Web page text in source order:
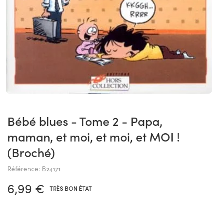
Bébé blues - Tome 2 - Papa,
maman, et moi, et moi, et MOI !
(Broché)
Référence: B24171
6,99 € TRÈS BON ÉTAT